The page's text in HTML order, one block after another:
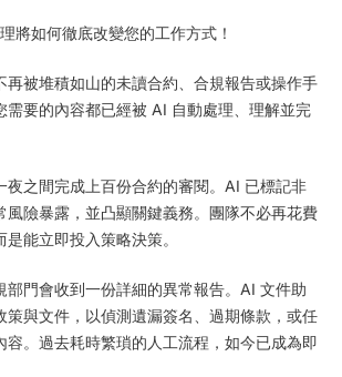
將如何徹底改變您的工作方式！
再被堆積如山的未讀合約、合規報告或操作手
需要的內容都已經被 AI 自動處理、理解並完
夜之間完成上百份合約的審閱。AI 已標記非
風險暴露，並凸顯關鍵義務。團隊不必再花費
能立即投入策略決策。
部門會收到一份詳細的異常報告。AI 文件助
策與文件，以偵測遺漏簽名、過期條款，或任
容。過去耗時繁瑣的人工流程，如今已成為即